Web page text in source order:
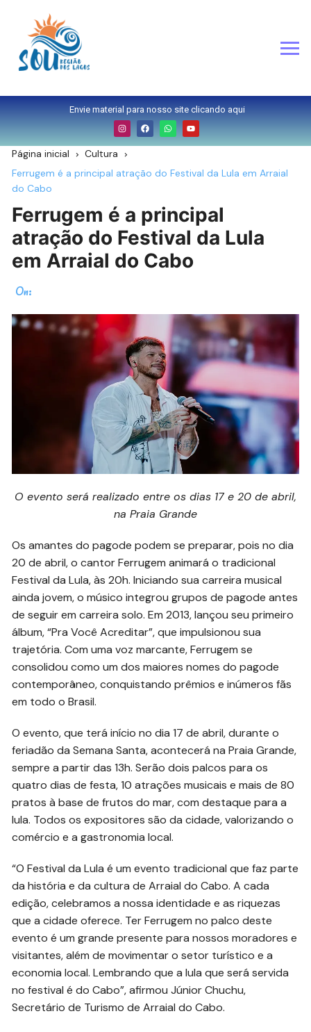
Envie material para nosso site clicando aqui
Página inicial
Cultura
Ferrugem é a principal atração do Festival da Lula em Arraial
do Cabo
Ferrugem é a principal
atração do Festival da Lula
em Arraial do Cabo
On:
O evento será realizado entre os dias 17 e 20 de abril,
na Praia Grande
Os amantes do pagode podem se preparar, pois no dia
20 de abril, o cantor Ferrugem animará o tradicional
Festival da Lula, às 20h. Iniciando sua carreira musical
ainda jovem, o músico integrou grupos de pagode antes
de seguir em carreira solo. Em 2013, lançou seu primeiro
álbum, “Pra Você Acreditar”, que impulsionou sua
trajetória. Com uma voz marcante, Ferrugem se
consolidou como um dos maiores nomes do pagode
contemporâneo, conquistando prêmios e inúmeros fãs
em todo o Brasil.
O evento, que terá início no dia 17 de abril, durante o
feriadão da Semana Santa, acontecerá na Praia Grande,
sempre a partir das 13h. Serão dois palcos para os
quatro dias de festa, 10 atrações musicais e mais de 80
pratos à base de frutos do mar, com destaque para a
lula. Todos os expositores são da cidade, valorizando o
comércio e a gastronomia local.
“O Festival da Lula é um evento tradicional que faz parte
da história e da cultura de Arraial do Cabo. A cada
edição, celebramos a nossa identidade e as riquezas
que a cidade oferece. Ter Ferrugem no palco deste
evento é um grande presente para nossos moradores e
visitantes, além de movimentar o setor turístico e a
economia local. Lembrando que a lula que será servida
no festival é do Cabo”, afirmou Júnior Chuchu,
Secretário de Turismo de Arraial do Cabo.